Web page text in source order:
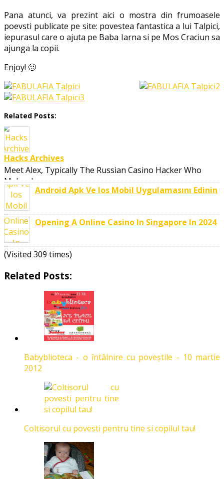
Pana atunci, va prezint aici o mostra din frumoasele
poevsti publicate pe site: povestea fantastica a lui Talpici,
iepurasul care o ajuta pe Baba Iarna si pe Mos Craciun sa
ajunga la copii.
Enjoy! 🙂
Related Posts:
Hacks Archives
Meet Alex, Typically The Russian Casino Hacker Who
Makes Large ..
Android Apk Ve Ios Mobil Uygulamasını Edinin
Opening A Online Casino In Singapore In 2024
(Visited 309 times)
Related Posts:
Babyblioteca - o întâlnire cu poveştile - 10 martie
2012
Coltisorul cu povesti pentru tine si copilul tau!